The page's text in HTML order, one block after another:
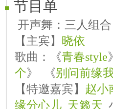
节目单
开声舞：三人组合
【主宾】 晓依
歌曲：《青春style
个》 《别问前缘
【特邀嘉宾】 赵小
缘分心儿 天籁天